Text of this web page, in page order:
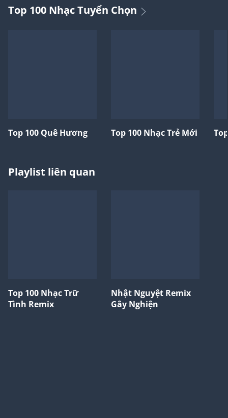
Top 100 Nhạc Tuyển Chọn
Top 100 Quê Hương Top 100 Nhạc Trẻ Mới
Playlist liên quan
Top 100 Nhạc Trữ
Tình Remix
Nhật Nguyệt Remix
Gây Nghiện